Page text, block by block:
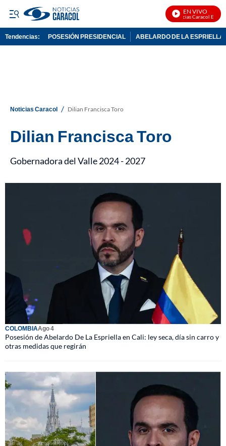
EN VIVO
Noticias Caracol En Vivo
Tendencias: POSESIÓN PRESIDENCIAL ABELARDO DE LA ESPRIELLA
Noticias Caracol / Dilian Francisca Toro
Dilian Francisca Toro
Gobernadora del Valle 2024 - 2027
COLOMBIAAgo 4
Posesión de Abelardo De La Espriella en Cali: ley seca, día sin carro y
otras medidas que regirán